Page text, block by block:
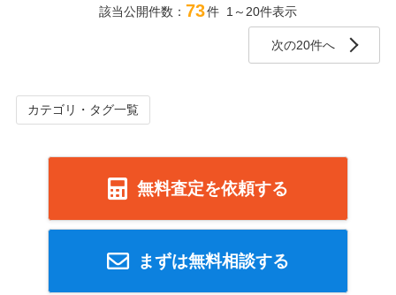
該当公開件数： 73件 1～20件表示
次の20件へ
カテゴリ・タグ一覧
無料査定を依頼する
まずは無料相談する